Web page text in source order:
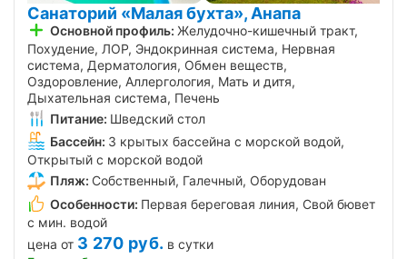
Санаторий «Малая бухта», Анапа
Основной профиль: Желудочно-кишечный тракт,
Похудение, ЛОР, Эндокринная система, Нервная
система, Дерматология, Обмен веществ,
Оздоровление, Аллергология, Мать и дитя,
Дыхательная система, Печень
Питание: Шведский стол
Бассейн: 3 крытых бассейна с морской водой,
Открытый с морской водой
Пляж: Собственный, Галечный, Оборудован
Особенности: Первая береговая линия, Свой бювет
с мин. водой
цена от 3 270 руб. в сутки